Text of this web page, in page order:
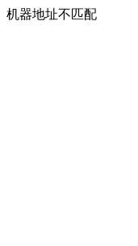
机器地址不匹配